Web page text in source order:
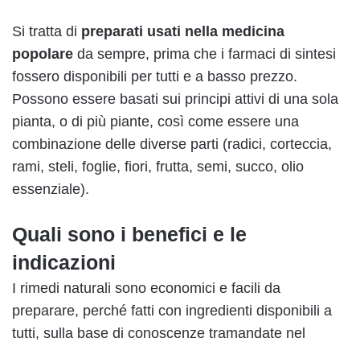
Si tratta di preparati usati nella medicina
popolare da sempre, prima che i farmaci di sintesi
fossero disponibili per tutti e a basso prezzo.
Possono essere basati sui principi attivi di una sola
pianta, o di più piante, così come essere una
combinazione delle diverse parti (radici, corteccia,
rami, steli, foglie, fiori, frutta, semi, succo, olio
essenziale).
Quali sono i benefici e le
indicazioni
I rimedi naturali sono economici e facili da
preparare, perché fatti con ingredienti disponibili a
tutti, sulla base di conoscenze tramandate nel